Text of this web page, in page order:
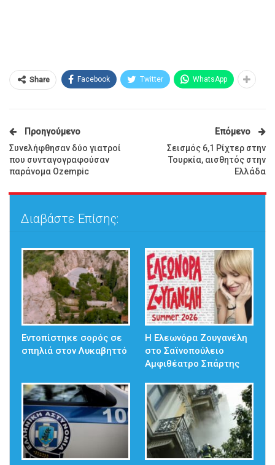
Share Facebook Twitter WhatsApp
Προηγούμενο
Συνελήφθησαν δύο γιατροί
που συνταγογραφούσαν
παράνομα Ozempic
Επόμενο
Σεισμός 6,1 Ρίχτερ στην
Τουρκία, αισθητός στην
Ελλάδα
Διαβάστε Επίσης:
Εντοπίστηκε σορός σε
σπηλιά στον Λυκαβηττό
Η Ελεωνόρα Ζουγανέλη
στο Σαϊνοπούλειο
Αμφιθέατρο Σπάρτης